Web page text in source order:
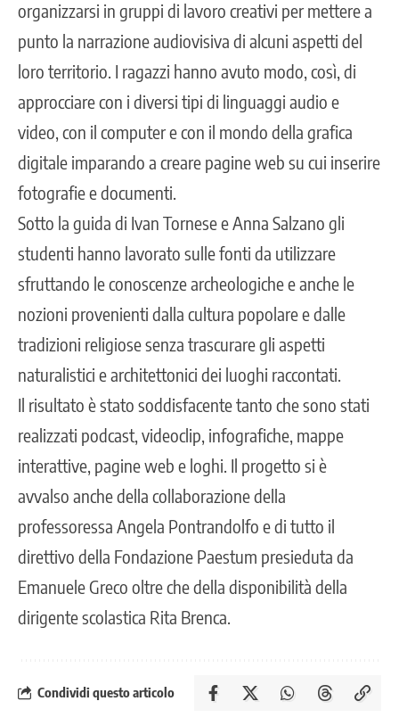
organizzarsi in gruppi di lavoro creativi per mettere a
punto la narrazione audiovisiva di alcuni aspetti del
loro territorio. I ragazzi hanno avuto modo, così, di
approcciare con i diversi tipi di linguaggi audio e
video, con il computer e con il mondo della grafica
digitale imparando a creare pagine web su cui inserire
fotografie e documenti.
Sotto la guida di Ivan Tornese e Anna Salzano gli
studenti hanno lavorato sulle fonti da utilizzare
sfruttando le conoscenze archeologiche e anche le
nozioni provenienti dalla cultura popolare e dalle
tradizioni religiose senza trascurare gli aspetti
naturalistici e architettonici dei luoghi raccontati.
Il risultato è stato soddisfacente tanto che sono stati
realizzati podcast, videoclip, infografiche, mappe
interattive, pagine web e loghi. Il progetto si è
avvalso anche della collaborazione della
professoressa Angela Pontrandolfo e di tutto il
direttivo della Fondazione Paestum presieduta da
Emanuele Greco oltre che della disponibilità della
dirigente scolastica Rita Brenca.
Condividi questo articolo